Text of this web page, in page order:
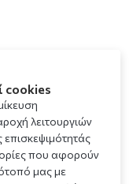
cookies
λειτουργιών
που αφορούν
μας με